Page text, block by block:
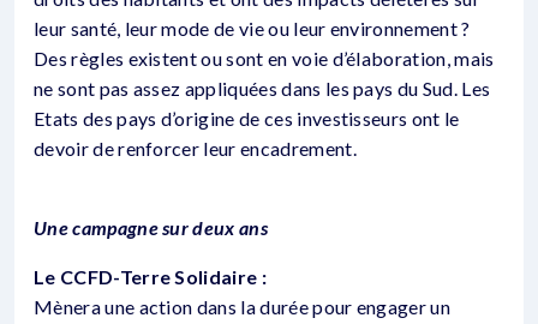
leur santé, leur mode de vie ou leur environnement ?
Des règles existent ou sont en voie d’élaboration, mais
ne sont pas assez appliquées dans les pays du Sud. Les
Etats des pays d’origine de ces investisseurs ont le
devoir de renforcer leur encadrement.
Une campagne sur deux ans
Le CCFD-Terre Solidaire :
Mènera une action dans la durée pour engager un